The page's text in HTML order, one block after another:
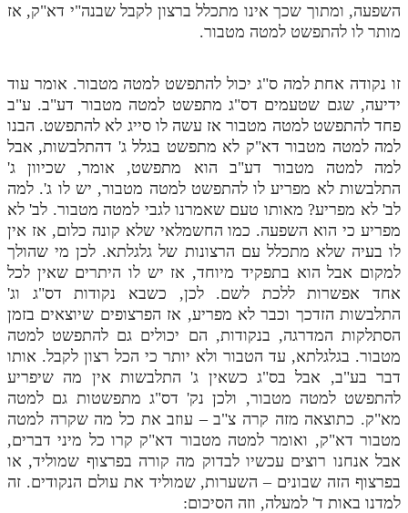
השפעה, ומתוך שכך אינו מתכלל ברצון לקבל שבנה"י דא"ק, אז
מותר לו להתפשט למטה מטבור.
זו נקודה אחת למה ס"ג יכול להתפשט למטה מטבור. אומר עוד
ידיעה, שגם שטעמים דס"ג מתפשט למטה מטבור דע"ב. ע"ב
פחד להתפשט למטה מטבור אז עשה לו סייג לא להתפשט. הבנו
למה למטה מטבור דא"ק לא מתפשט בגלל ג' דהתלבשות, אבל
למה למטה מטבור דע"ב הוא מתפשט, אומר, שכיוון ג'
התלבשות לא מפריע לו להתפשט למטה מטבור, יש לו ג'. למה
לב' לא מפריע? מאותו טעם שאמרנו לגבי למטה מטבור. לב' לא
מפריע כי הוא השפעה. כמו החשמלאי שלא קונה כלום, אז אין
לו בעיה שלא מתכלל עם הרצונות של גלגלתא. לכן מי שהולך
למקום אבל הוא בתפקיד מיוחד, אז יש לו היתרים שאין לכל
אחד אפשרות ללכת לשם. לכן, כשבא נקודות דס"ג וג'
התלבשות הזדכך וכבר לא מפריע, אז הפרצופים שיוצאים בזמן
הסתלקות המדרגה, בנקודות, הם יכולים גם להתפשט למטה
מטבור. בגלגלתא, עד הטבור ולא יותר כי הכל רצון לקבל. אותו
דבר בע"ב, אבל בס"ג כשאין ג' התלבשות אין מה שיפריע
להתפשט למטה מטבור, ולכן נק' דס"ג מתפשטות גם למטה
מא"ק. כתוצאה מזה קרה צ"ב – עוזב את כל מה שקרה למטה
מטבור דא"ק, ואומר למטה מטבור דא"ק קרו כל מיני דברים,
אבל אנחנו רוצים עכשיו לבדוק מה קורה בפרצוף שמוליד, או
בפרצוף הזה שבונים – השערות, שמוליד את עולם הנקודים. זה
למדנו באות ד' למעלה, וזה הסיכום: